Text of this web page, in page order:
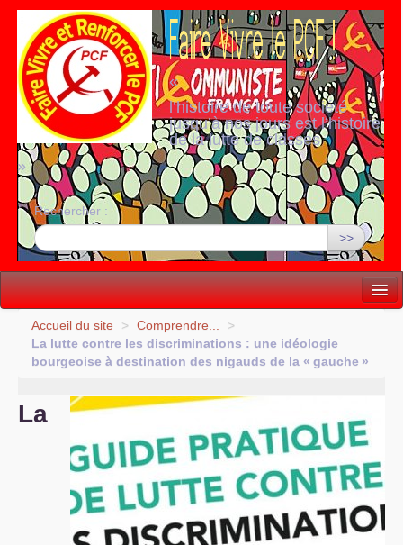
«
l’histoire de toute société
jusqu’à nos jours est l’histoire
de la lutte de classes
»
Rechercher :
>>
Vie politique
Lutter, Unir...
Comprendre...
Vie du site
Accueil du site > Comprendre...
>
La lutte contre les discriminations : une idéologie
bourgeoise à destination des nigauds de la « gauche »
La